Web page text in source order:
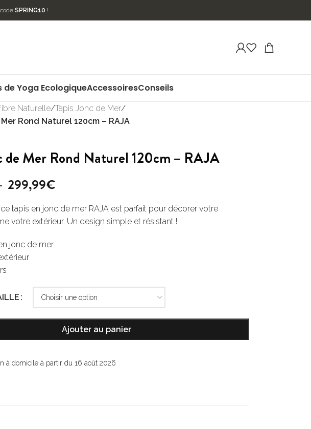
SPRING10 !
de Yoga EcologiqueAccessoiresConseils
Naturelle/Tapis Jonc de Mer/
Rond Naturel 120cm – RAJA
de Mer Rond Naturel 120cm – RAJA
299,99€
ce tapis en jonc de mer RAJA est parfait pour décorer votre
votre extérieur. Un design simple et résistant !
jonc de mer
Ajouter au panier
à domicile à partir du 16 août 2026